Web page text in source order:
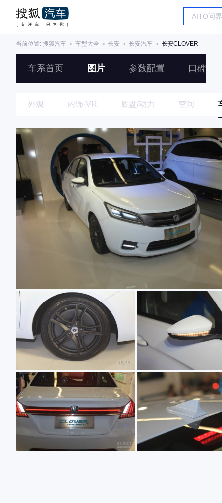
当前位置: 搜狐汽车 ＞ 车型大全 ＞ 长安 ＞ 长安汽车 ＞ 长安CLOVER
车系首页 图片 参数配置 口碑
外观 内饰·VR 底盘/动力 空间